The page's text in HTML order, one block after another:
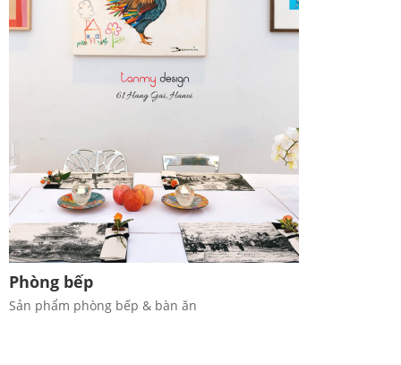
Phòng bếp
Sản phẩm phòng bếp & bàn ăn